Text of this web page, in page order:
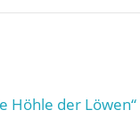
Höhle der